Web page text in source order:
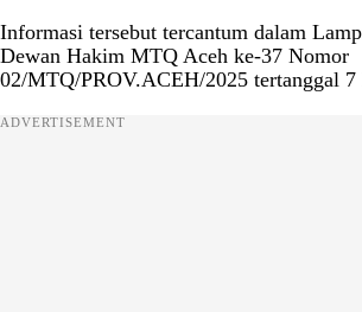
Informasi tersebut tercantum dalam
Dewan Hakim MTQ Aceh ke-37 Nomor
02/MTQ/PROV.ACEH/2025 tertanggal 7
ADVERTISEMENT